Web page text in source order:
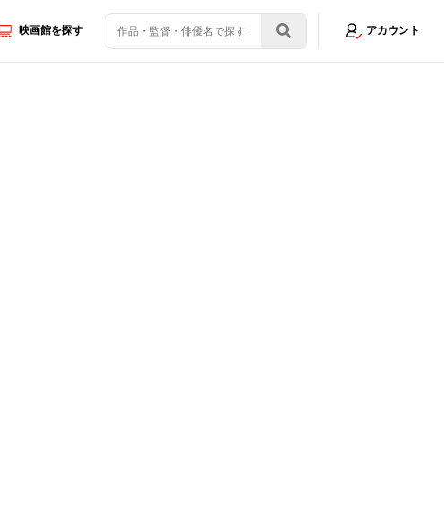
映画館を探す アカウント